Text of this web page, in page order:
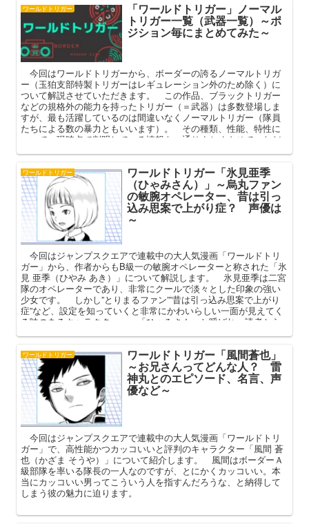
ワールドトリガー 「ワールドトリガー」ノーマル
トリガー一覧（武器一覧）～ポ
ジション毎にまとめてみた～
今回はワールドトリガーから、ボーダーの誇るノーマルトリガ
ー（玉狛支部特製トリガーはレギュレーション外のため除く）に
ついて解説させていただきます。 この作品、ブラックトリガー
などの規格外の能力を持ったトリガー（＝武器）は多数登場しま
すが、最も活躍しているのは間違いなくノーマルトリガー（隊員
たちによる数の暴力ともいいます）。 その種類、性能、特性に
ついて、現時点で判明している情報を一通りまとめさせていただ
ワールドトリガー ワールドトリガー「氷見亜季
（ひゃみさん）」～烏丸ファン
の敏腕オペレーター、昔は引っ
込み思案で上がり症？ 声優は
～
今回はジャンプスクエアで連載中の大人気漫画「ワールドトリ
ガー」から、作者からもB級一の敏腕オペレーターと称された「氷
見 亜季（ひやみ あき）」について解説します。 氷見亜季は二宮
隊のオペレーターであり、非常にクールで淡々とした印象の強い
少女です。 しかし”とりまるファン””昔は引っ込み思案で上がり
症”など、設定を知っていくと非常にかわいらしい一面が見えてく
る味のあるキャラクター。 「ひゃみさん」と呼ばれ、読者から
ワールドトリガー ワールドトリガー「風間蒼也」
～お兄さんってどんな人？ 雷
神丸とのエピソード、名言、声
優など～
今回はジャンプスクエアで連載中の大人気漫画「ワールドトリ
ガー」で、高性能かつカッコいいと評判のキャラクター「風間 蒼
也（かざま そうや）」について紹介します。 風間はボーダーＡ
級部隊を率いる隊長の一人なのですが、とにかくカッコいい。本
当にカッコいい男ってこういう人を指すんだろうな、と納得して
しまう彼の魅力に迫ります。